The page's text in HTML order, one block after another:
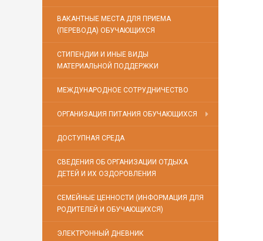
ВАКАНТНЫЕ МЕСТА ДЛЯ ПРИЕМА
(ПЕРЕВОДА) ОБУЧАЮЩИХСЯ
СТИПЕНДИИ И ИНЫЕ ВИДЫ
МАТЕРИАЛЬНОЙ ПОДДЕРЖКИ
МЕЖДУНАРОДНОЕ СОТРУДНИЧЕСТВО
ОРГАНИЗАЦИЯ ПИТАНИЯ ОБУЧАЮЩИХСЯ
ДОСТУПНАЯ СРЕДА
СВЕДЕНИЯ ОБ ОРГАНИЗАЦИИ ОТДЫХА
ДЕТЕЙ И ИХ ОЗДОРОВЛЕНИЯ
СЕМЕЙНЫЕ ЦЕННОСТИ (ИНФОРМАЦИЯ ДЛЯ
РОДИТЕЛЕЙ И ОБУЧАЮЩИХСЯ)
ЭЛЕКТРОННЫЙ ДНЕВНИК